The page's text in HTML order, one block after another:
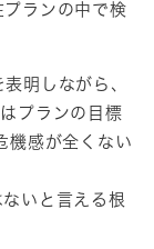
ランの中で検
明しながら、
プランの目標
機感が全くない
いと言える根